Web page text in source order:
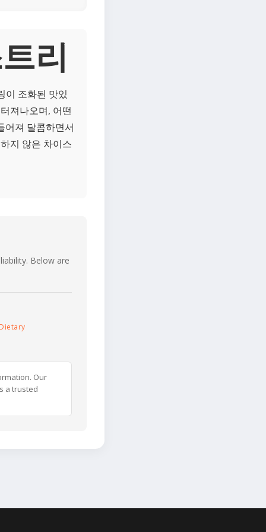
리
이 조화된 맛있
져나오며, 어떤
어져 달콤하면서
지 않은 차이스
Below are
Our
a trusted